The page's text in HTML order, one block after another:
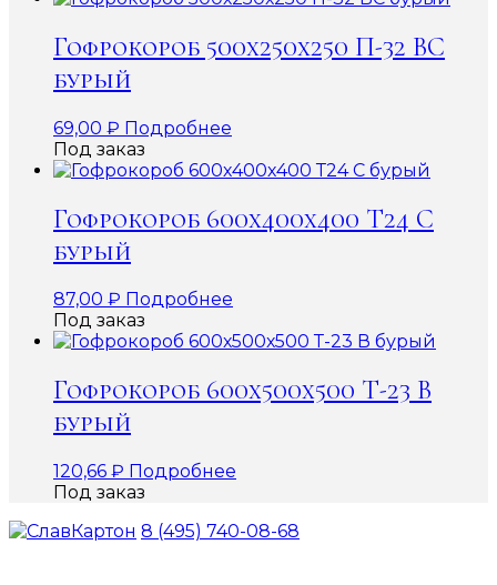
Гофрокороб 500х250х250 П-32 ВС
бурый
69,00 ₽ Подробнее
Под заказ
Гофрокороб 600х400х400 Т24 С
бурый
87,00 ₽ Подробнее
Под заказ
Гофрокороб 600х500х500 Т-23 В
бурый
120,66 ₽ Подробнее
Под заказ
8 (495) 740-08-68